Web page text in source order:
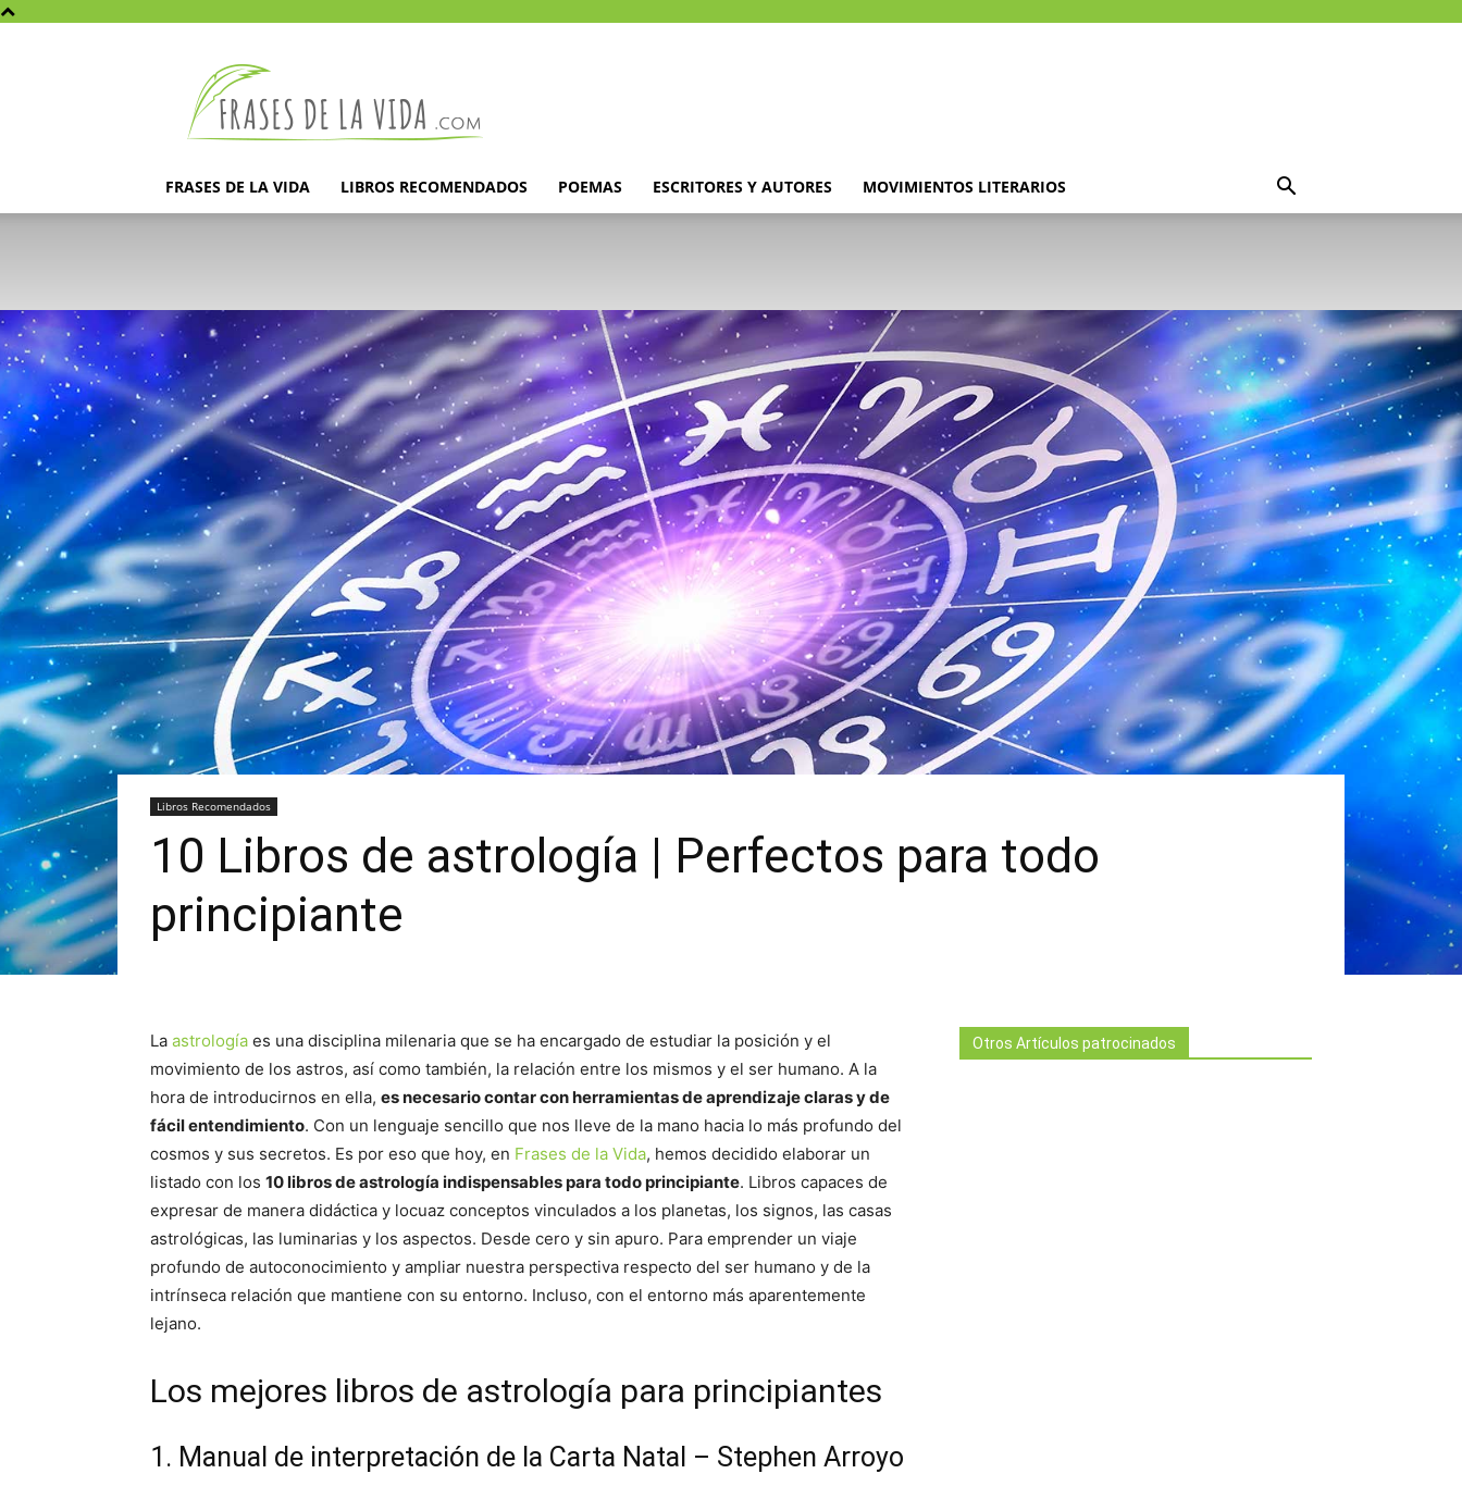
la
vida
FRASES DE LA VIDA LIBROS RECOMENDADOS POEMAS ESCRITORES Y AUTORES MOVIMIENTOS LITERARIOS
Libros Recomendados
10 Libros de astrología | Perfectos para todo
principiante
La astrología es una disciplina milenaria que se ha encargado de estudiar la posición y el
movimiento de los astros, así como también, la relación entre los mismos y el ser humano. A la
hora de introducirnos en ella, es necesario contar con herramientas de aprendizaje claras y de
fácil entendimiento. Con un lenguaje sencillo que nos lleve de la mano hacia lo más profundo del
cosmos y sus secretos. Es por eso que hoy, en Frases de la Vida, hemos decidido elaborar un
listado con los 10 libros de astrología indispensables para todo principiante. Libros capaces de
expresar de manera didáctica y locuaz conceptos vinculados a los planetas, los signos, las casas
astrológicas, las luminarias y los aspectos. Desde cero y sin apuro. Para emprender un viaje
profundo de autoconocimiento y ampliar nuestra perspectiva respecto del ser humano y de la
intrínseca relación que mantiene con su entorno. Incluso, con el entorno más aparentemente
lejano.
Los mejores libros de astrología para principiantes
1. Manual de interpretación de la Carta Natal – Stephen Arroyo
Otros Artículos patrocinados